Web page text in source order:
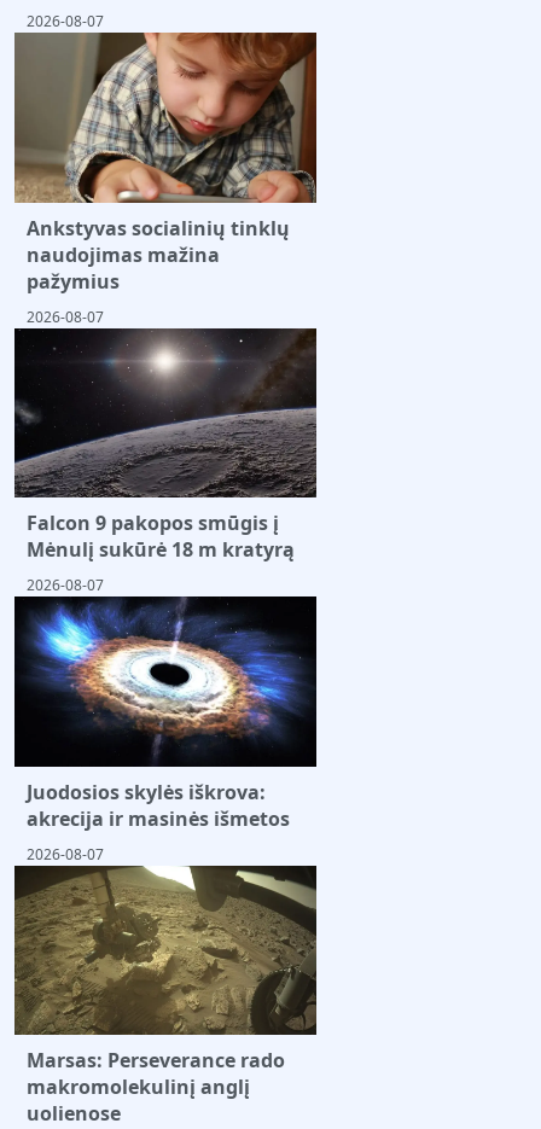
2026-08-07
Ankstyvas socialinių tinklų
naudojimas mažina
pažymius
2026-08-07
Falcon 9 pakopos smūgis į
Mėnulį sukūrė 18 m kratyrą
2026-08-07
Juodosios skylės iškrova:
akrecija ir masinės išmetos
2026-08-07
Marsas: Perseverance rado
makromolekulinį anglį
uolienose